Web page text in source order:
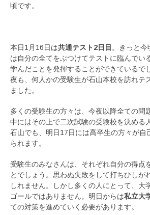
頃です。
本日1月16日は共通テスト2日目 。きっと今
は自分の全てをぶつけてテストに臨んでい
学んだことを発揮することができているで
夜も、何人かの受験生が石山本校を訪れテ
ました。
多くの受験生の方々は、今夜以降全ての問
中にはその上で二次試験の受験校を決める
石山でも、明日17日には高卒生の方々が自
られます。
受験生のみなさんは、それぞれ自分の得点
とでしょう。思わぬ失敗をして打ちひしが
しれません。しかし多くの人にとって、大
ゴールではありません。明日からは私立大
ての対策を進めていく必要があります。